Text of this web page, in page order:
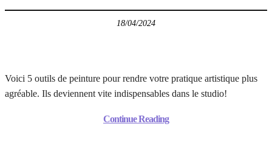
18/04/2024
Voici 5 outils de peinture pour rendre votre pratique artistique plus
agréable. Ils deviennent vite indispensables dans le studio!
Continue Reading